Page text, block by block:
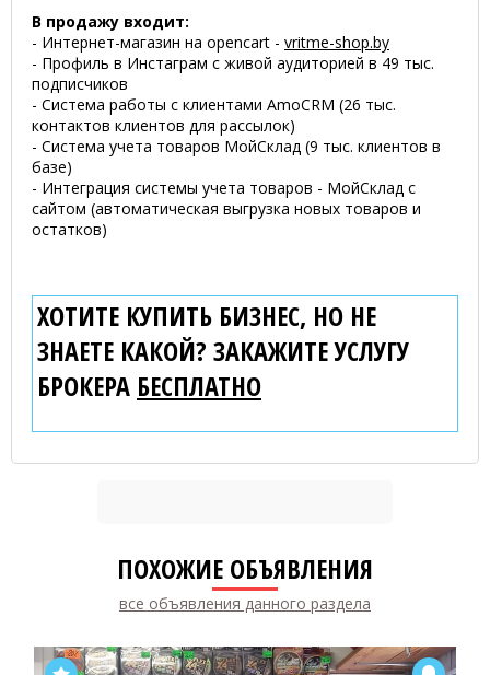
В продажу входит:
- Интернет-магазин на opencart - vritme-shop.by
- Профиль в Инстаграм с живой аудиторией в 49 тыс.
подписчиков
- Система работы с клиентами AmoCRM (26 тыс.
контактов клиентов для рассылок)
- Система учета товаров МойСклад (9 тыс. клиентов в
базе)
- Интеграция системы учета товаров - МойСклад с
сайтом (автоматическая выгрузка новых товаров и
остатков)
ХОТИТЕ КУПИТЬ БИЗНЕС, НО НЕ
ЗНАЕТЕ КАКОЙ? ЗАКАЖИТЕ УСЛУГУ
БРОКЕРА БЕСПЛАТНО
ПОХОЖИЕ ОБЪЯВЛЕНИЯ
все объявления данного раздела